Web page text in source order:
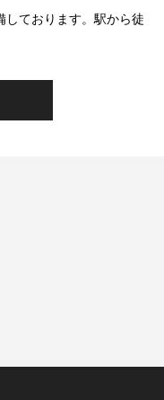
しております。駅から徒